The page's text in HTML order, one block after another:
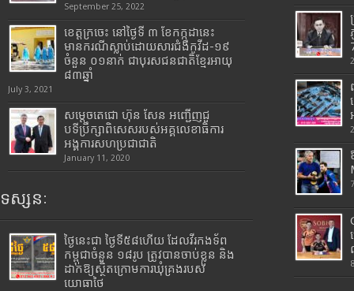
September 25, 2022
ខេត្តក្រចេះ នៅថ្ងៃទី ៣ ខែកក្កដានេះ
មានករណីស្លាប់ដោយសារជំងឺកូវីដ-១៩
ចំនួន ០១នាក់ ជាបុរសជនជាតិខ្មែរអាយុ
៨៣ឆ្នាំ
July 3, 2021
សម្តេចតេជោ ហ៊ុន សែន អញ្ជើញជួ
បទីប្រឹក្សាពិសេសរបស់អគ្គលេខាធិការ
អង្គការសហប្រជាជាតិ
January 11, 2020
ទស្សនៈ
ថ្ងៃនេះជា ថ្ងៃទី៥៨ហើយ ដែលវីរកងទ័ព
កម្ពុជាចំនួន ១៨រូប ត្រូវបានចាប់ខ្លួន និង
ដាក់ឱ្យស្ថិតក្រោមការឃុំគ្រងរបស់
យោធាថៃ